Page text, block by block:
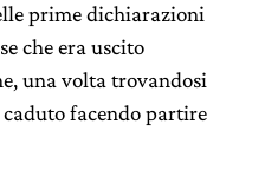
prime dichiarazioni
che era uscito
una volta trovandosi
facendo partire